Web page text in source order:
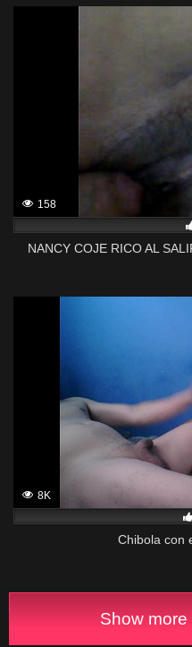
158
NANCY COJE RICO AL
8K
Chibola con
Show